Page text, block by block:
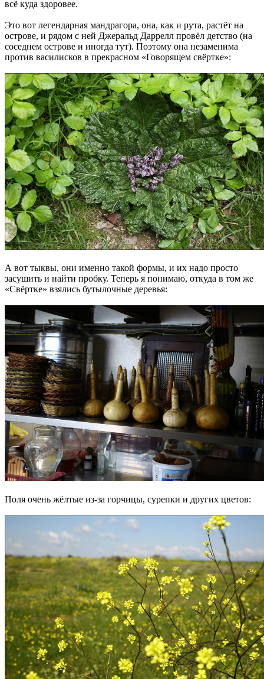
всё куда здоровее.
Это вот легендарная мандрагора, она, как и рута, растёт на
острове, и рядом с ней Джеральд Даррелл провёл детство (на
соседнем острове и иногда тут). Поэтому она незаменима
против василисков в прекрасном «Говорящем свёртке»:
А вот тыквы, они именно такой формы, и их надо просто
засушить и найти пробку. Теперь я понимаю, откуда в том же
«Свёртке» взялись бутылочные деревья:
Поля очень жёлтые из-за горчицы, сурепки и других цветов: